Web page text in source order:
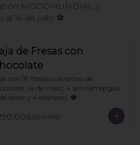
MODOMUNDIAL y
al 16 de julio ⚽
de Fresas con
con 16 fresas cubiertas de
(4 de nuez, 4 semiamargas,
leche y 4 blancas). 🍓
$320.00